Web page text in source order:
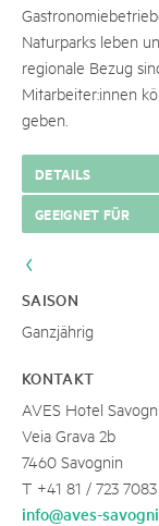
Naturparks leben
regionale Bezug
Mitarbeiter:innen
geben.
DETAILS
GEEIGNET FÜR
SAISON
Ganzjährig
KONTAKT
AVES Hotel
Veia Grava 2b
7460 Savognin
T +41 81 / 723 7083
info@aves-